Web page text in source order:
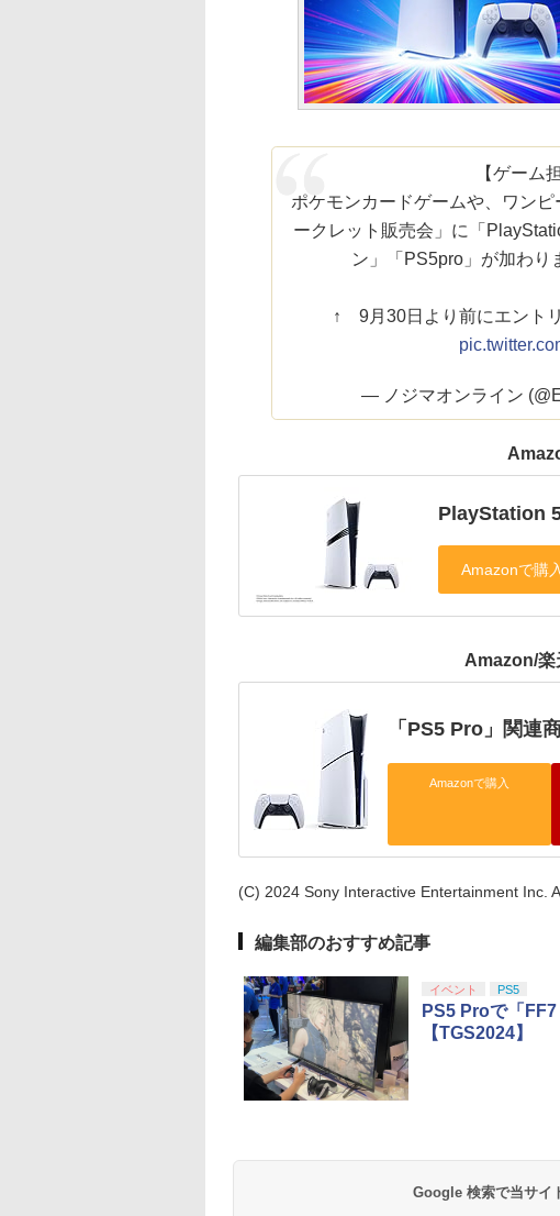
【ゲーム
ポケモンカードゲームや、ワン
ークレット販売会」に「
ン」「PS5pro」が加わり
↑ 9月30日より前にエント
— ノジマオンライン
PlayStation
Amazon/楽
「PS5 Pro」関連
Amazonで購入
(C) 2024 Sony Interactive Entertainment Inc.
編集部のおすすめ記事
イベント PS5
PS5 Proで「
【TGS2024】
Google 検索で当サイ